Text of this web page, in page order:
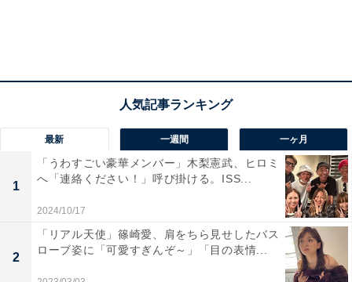
最新 一週間 一ヶ月
1
「うわすごい豪華メンバー」木梨憲武、ヒロミ
へ「連絡ください！」呼び掛ける。ISS...
2024/10/17
2
「リアル天使」篠崎愛、肩をちら見せしたバス
ローブ姿に「可愛すぎんぞ～」「目の表情...